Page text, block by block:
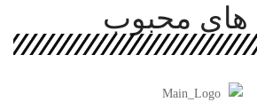
های محبوب